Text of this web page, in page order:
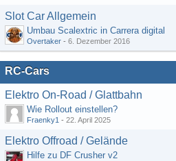
Slot Car Allgemein
Umbau Scalextric in Carrera digital
Overtaker - 6. Dezember 2016
RC-Cars
Elektro On-Road / Glattbahn
Wie Rollout einstellen?
Fraenky1 - 22. April 2025
Elektro Offroad / Gelände
Hilfe zu DF Crusher v2